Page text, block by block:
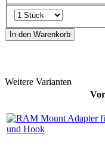
In den Warenkorb
Weitere Varianten